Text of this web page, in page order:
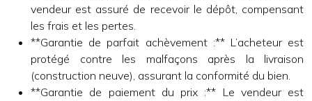
vendeur est assuré de recevoir le dépôt, compensant
les frais et les pertes.
**Garantie de parfait achèvement :** L’acheteur est
protégé contre les malfaçons après la livraison
(construction neuve), assurant la conformité du bien.
**Garantie de paiement du prix :** Le vendeur est